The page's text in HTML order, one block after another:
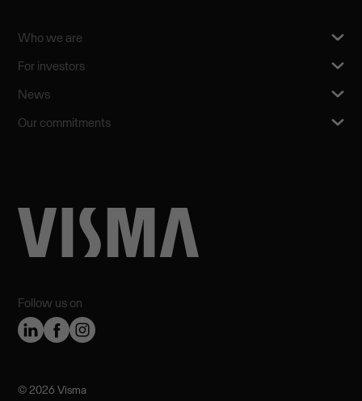
Follow us on
Who we are
For investors
News
Our commitments
©️ 2026 Visma